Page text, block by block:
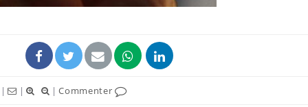
| | |Commenter
vacances, elle reste dans